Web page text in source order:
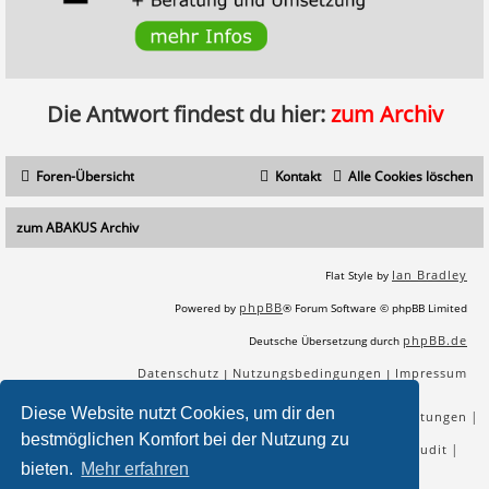
Diese Website nutzt Cookies, um dir den
bestmöglichen Komfort bei der Nutzung zu
bieten. Mehr erfahren
ErrorDocument 404 /sitemap.html?error=404
Die Antwort findest du hier:zum Archiv
Foren-Übersicht Alle Cookies löschen
Kontakt
zum ABAKUS Archiv
Flat Style by Ian Bradley
Powered by phpBB® Forum Software © phpBB Limited
Deutsche Übersetzung durch phpBB.de
Datenschutz | Nutzungsbedingungen | Impressum
SEO Agentur|SEO Blog |SEO Online Tools|SEO Dienstleistungen |
SEO Workshops |SEO Beratung|Backlinks kaufen SEO Audit |
SEO Tools gratis